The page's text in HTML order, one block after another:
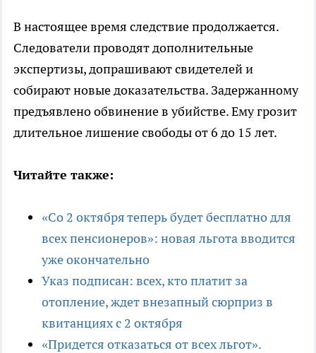
В настоящее время следствие продолжается.
Следователи проводят дополнительные
экспертизы, допрашивают свидетелей и
собирают новые доказательства. Задержанному
предъявлено обвинение в убийстве. Ему грозит
длительное лишение свободы от 6 до 15 лет.
Читайте также:
«Со 2 октября теперь будет бесплатно для
всех пенсионеров»: новая льгота вводится
уже окончательно
Указ подписан: всех, кто платит за
отопление, ждет внезапный сюрприз в
квитанциях с 2 октября
«Придется отказаться от всех льгот».